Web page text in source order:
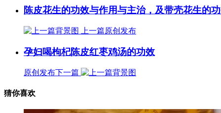
陈皮花生的功效与作用与主治，及带壳花生的
上一篇原创发布
孕妇喝枸杞陈皮红枣鸡汤的功效
原创发布下一篇
猜你喜欢